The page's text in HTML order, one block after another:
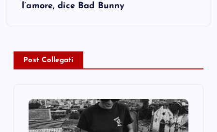
a
v
l’amore, dice Bad Bunny
Post Collegati